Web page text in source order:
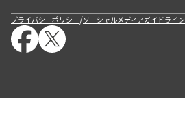
プライバシーポリシー/ソーシャルメディアガイドライン